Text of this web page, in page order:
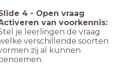
4 - Open vraag
van voorkennis:
je leerlingen de vraag
verschillende soorten
zij al kunnen